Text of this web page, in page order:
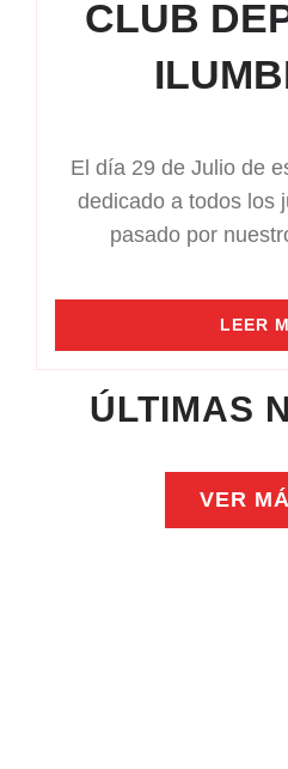
CLUB
El día 29 de Julio de
dedicado a todos los
pasado por
LEER
ÚLTIMAS
VER